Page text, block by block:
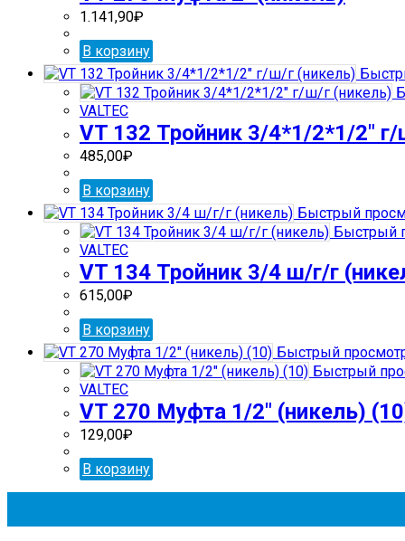
1.141,90₽
В корзину
VALTEC
VT 132 Тройник 3/4*1/2*1/2″
485,00₽
В корзину
Быстрый
Быстрый
VALTEC
VT 134 Тройник 3/4 ш/г/г
615,00₽
В корзину
Быстрый
Быстрый
VALTEC
VT 270 Муфта 1/2″ (никель)
129,00₽
В корзину